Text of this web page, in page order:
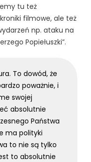
tu też
filmowe, ale też
np. ataku na
Popiełuszki”.
To dowód, że
poważnie, i
swojej
absolutnie
Państwa
ma polityki
to nie są tylko
to absolutnie